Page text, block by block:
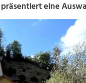
eine